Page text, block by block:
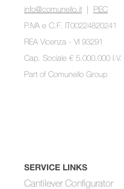
info@comunello.it | PEC
P.IVA e C.F. IT00224820241
REA Vicenza - VI 93291
Cap. Sociale € 5.000.000 I.V.
Part of Comunello Group
SERVICE LINKS
Cantilever Configurator